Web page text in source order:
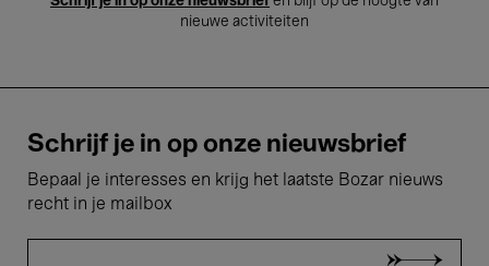
nieuwe activiteiten
Schrijf je in op onze nieuwsbrief
Bepaal je interesses en krijg het laatste Bozar nieuws
recht in je mailbox